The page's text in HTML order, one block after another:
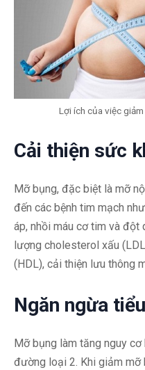
Lợi ích của việc
Cải thiện sức
Mỡ bụng, đặc biệt là mỡ
đến các bệnh tim mạch
áp, nhồi máu cơ tim và đột
lượng cholesterol xấu
(HDL), cải thiện lưu thông
Ngăn ngừa
Mỡ bụng làm tăng nguy
đường loại 2. Khi giảm mỡ